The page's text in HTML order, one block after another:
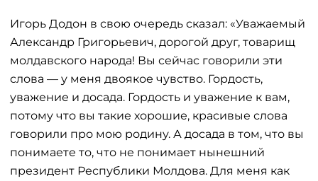
Игорь Додон в свою очередь сказал: «Уважаемый
Александр Григорьевич, дорогой друг, товарищ
молдавского народа! Вы сейчас говорили эти
слова — у меня двоякое чувство. Гордость,
уважение и досада. Гордость и уважение к вам,
потому что вы такие хорошие, красивые слова
говорили про мою родину. А досада в том, что вы
понимаете то, что не понимает нынешний
президент Республики Молдова. Для меня как